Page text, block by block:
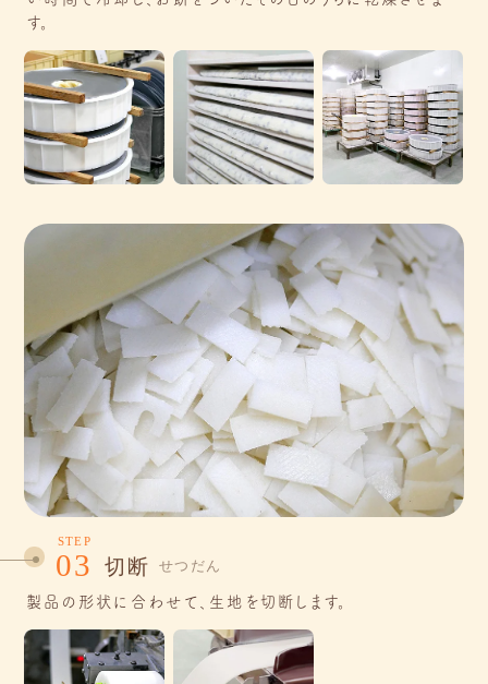
す。
STEP
03 切断 せつだん
製品の形状に合わせて、生地を切断します。